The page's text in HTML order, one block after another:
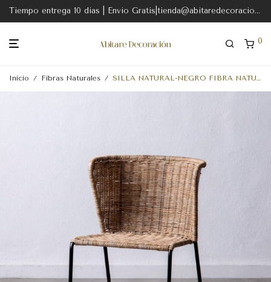
Tiempo entrega 10 dias | Envio Gratis|tienda@abitaredecoracion.com
0
Inicio / Fibras Naturales / SILLA NATURAL-NEGRO FIBRA NATURAL-METAL 50 X 54 X 77 CM